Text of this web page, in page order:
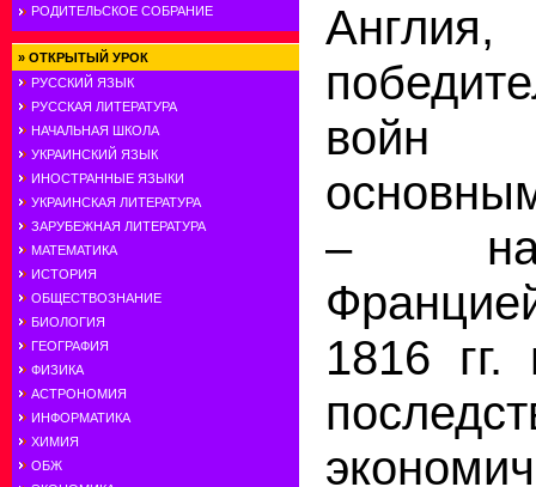
РОДИТЕЛЬСКОЕ СОБРАНИЕ
» ОТКРЫТЫЙ УРОК
РУССКИЙ ЯЗЫК
РУССКАЯ ЛИТЕРАТУРА
НАЧАЛЬНАЯ ШКОЛА
УКРАИНСКИЙ ЯЗЫК
ИНОСТРАННЫЕ ЯЗЫКИ
УКРАИНСКАЯ ЛИТЕРАТУРА
ЗАРУБЕЖНАЯ ЛИТЕРАТУРА
МАТЕМАТИКА
ИСТОРИЯ
ОБЩЕСТВОЗНАНИЕ
БИОЛОГИЯ
ГЕОГРАФИЯ
ФИЗИКА
АСТРОНОМИЯ
ИНФОРМАТИКА
ХИМИЯ
ОБЖ
войн
–
1816 гг.